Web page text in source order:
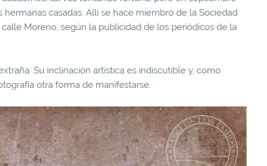
casadas. Allí se hace miembro de la Sociedad
Moreno, según la publicidad de los periódicos de la
Su inclinación artística es indiscutible y, como
otra forma de manifestarse.